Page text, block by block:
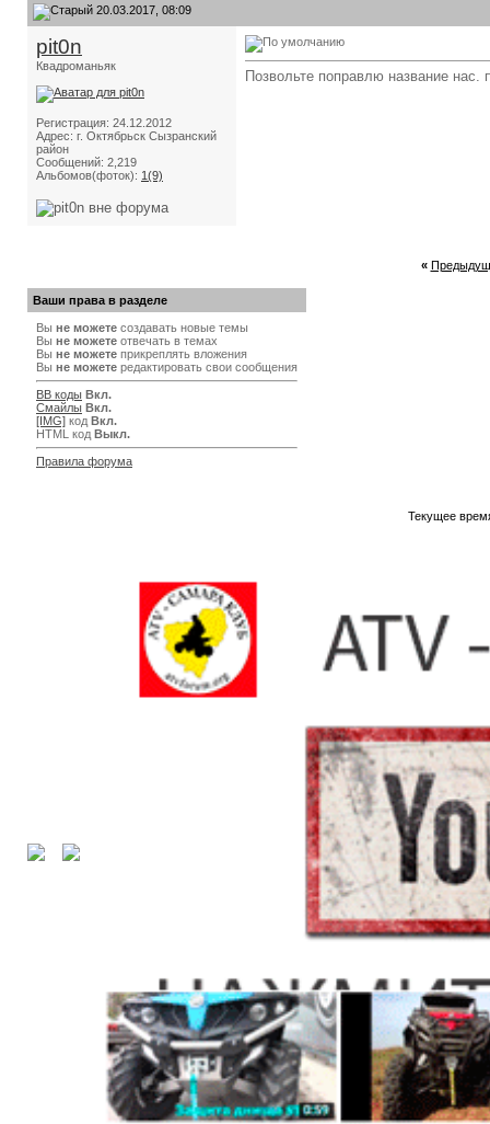
20.03.2017, 08:09
pit0n
Квадроманьяк
Регистрация: 24.12.2012
Адрес: г. Октябрьск Сызранский
район
Сообщений: 2,219
Альбомов(фоток): 1(9)
Позвольте поправлю название нас.
«
Ваши права в разделе
Вы не можете создавать новые темы
Вы не можете отвечать в темах
Вы не можете прикреплять вложения
Вы не можете редактировать свои сообщения
BB коды Вкл.
Смайлы Вкл.
[IMG] код Вкл.
HTML код Выкл.
Правила форума
Текущее